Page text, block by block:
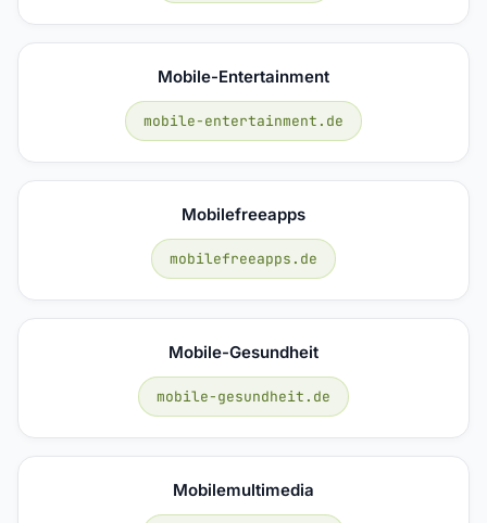
Mobile-Entertainment
mobile-entertainment.de
Mobilefreeapps
mobilefreeapps.de
Mobile-Gesundheit
mobile-gesundheit.de
Mobilemultimedia